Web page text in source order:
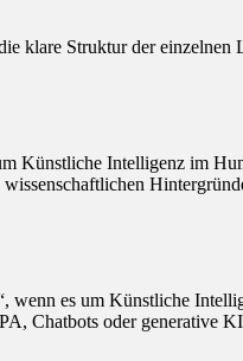
klare Struktur der einzelnen
Künstliche Intelligenz im
es um Künstliche
Chatbots oder generative